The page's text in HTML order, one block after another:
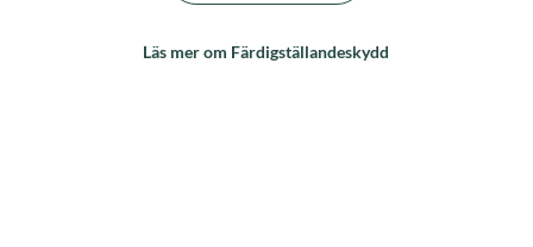
Läs mer om Färdigställandeskydd